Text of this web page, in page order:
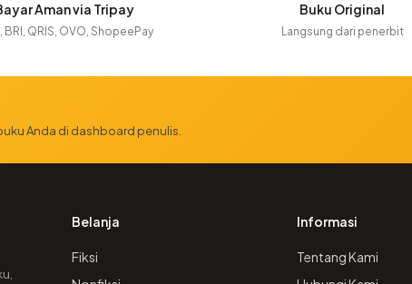
Aman via Tripay
BRI, QRIS, OVO, ShopeePay
Buku Original
Langsung dari penerbit
Anda di dashboard penulis.
Belanja
Fiksi
Informasi
Tentang Kami